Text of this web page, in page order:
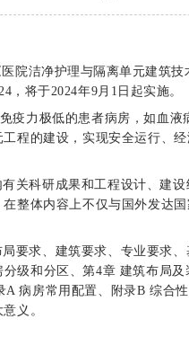
院洁净护理与隔离单元建筑
，将于2024年9月1日起实施。
疫力极低的患者病房，如血
程的建设，实现安全运行、经
关科研成果和工程设计、建
在整体内容上不仅与国外发达
要求、建筑要求、专业要求
级和分区、第4章 建筑布局
病房常用配置、附录B 综合
义。